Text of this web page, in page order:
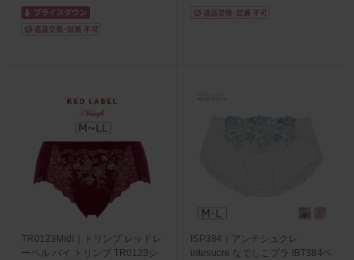
TR0123Midi｜トリンプ レッドレ
ーベル バイ トリンプ TR0123シ
ISP384｜アンテシュクレ
intesucre なでしこブラ IBT384ペ